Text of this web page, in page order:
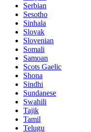
Serbian
Sesotho
Sinhala
Slovak
Slovenian
Somali
Samoan
Scots Gaelic
Shona
Sindhi
Sundanese
Swahili
Tajik
Tamil
Telugu